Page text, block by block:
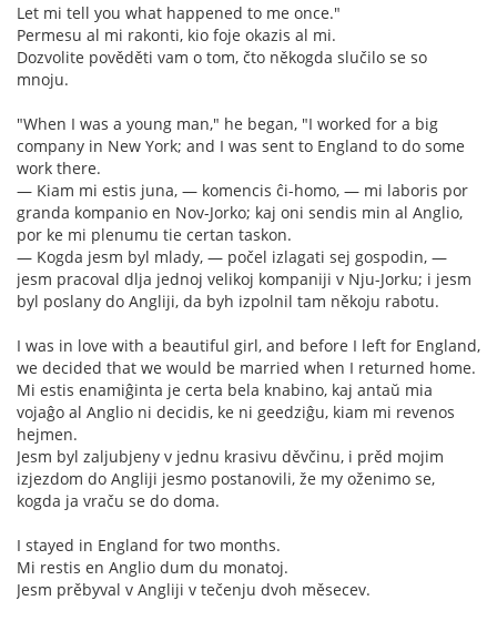
Let mi tell you what happened to me once."
Permesu al mi rakonti, kio foje okazis al mi.
Dozvolite pověděti vam o tom, čto někogda slučilo se so
mnoju.
"When I was a young man," he began, "I worked for a big
company in New York; and I was sent to England to do some
work there.
— Kiam mi estis juna, — komencis ĉi-homo, — mi laboris por
granda kompanio en Nov-Jorko; kaj oni sendis min al Anglio,
por ke mi plenumu tie certan taskon.
— Kogda jesm byl mlady, — počel izlagati sej gospodin, —
jesm pracoval dlja jednoj velikoj kompaniji v Nju-Jorku; i jesm
byl poslany do Angliji, da byh izpolnil tam někoju rabotu.
I was in love with a beautiful girl, and before I left for England,
we decided that we would be married when I returned home.
Mi estis enamiĝinta je certa bela knabino, kaj antaŭ mia
vojaĝo al Anglio ni decidis, ke ni geedziĝu, kiam mi revenos
hejmen.
Jesm byl zaljubjeny v jednu krasivu děvčinu, i prěd mojim
izjezdom do Angliji jesmo postanovili, že my oženimo se,
kogda ja vraču se do doma.
I stayed in England for two months.
Mi restis en Anglio dum du monatoj.
Jesm prěbyval v Angliji v tečenju dvoh měsecev.